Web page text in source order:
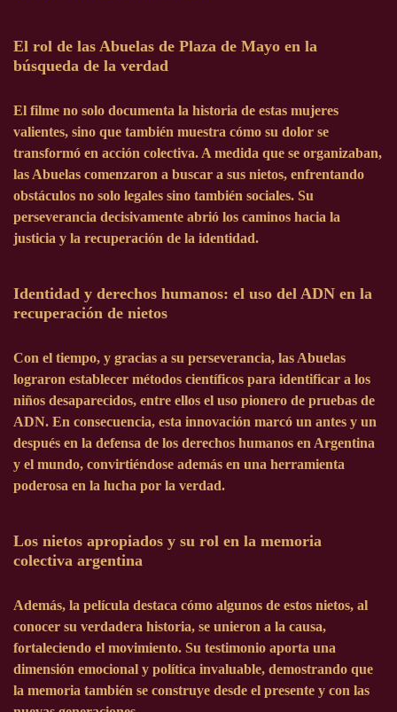
El rol de las Abuelas de Plaza de Mayo en la
búsqueda de la verdad
El filme no solo documenta la historia de estas mujeres
valientes, sino que también muestra cómo su dolor se
transformó en acción colectiva. A medida que se organizaban,
las Abuelas comenzaron a buscar a sus nietos, enfrentando
obstáculos no solo legales sino también sociales. Su
perseverancia decisivamente abrió los caminos hacia la
justicia y la recuperación de la identidad.
Identidad y derechos humanos: el uso del ADN en la
recuperación de nietos
Con el tiempo, y gracias a su perseverancia, las Abuelas
lograron establecer métodos científicos para identificar a los
niños desaparecidos, entre ellos el uso pionero de pruebas de
ADN. En consecuencia, esta innovación marcó un antes y un
después en la defensa de los derechos humanos en Argentina
y el mundo, convirtiéndose además en una herramienta
poderosa en la lucha por la verdad.
Los nietos apropiados y su rol en la memoria
colectiva argentina
Además, la película destaca cómo algunos de estos nietos, al
conocer su verdadera historia, se unieron a la causa,
fortaleciendo el movimiento. Su testimonio aporta una
dimensión emocional y política invaluable, demostrando que
la memoria también se construye desde el presente y con las